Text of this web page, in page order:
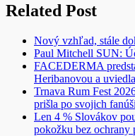
Related Post
Nový vzhľad, stále
Paul Mitchell SUN:
FACEDERMA
Heribanovou a
Trnava Rum Fest
prišla po svojich
Len 4 % Slovákov
pokožku bez ochrany